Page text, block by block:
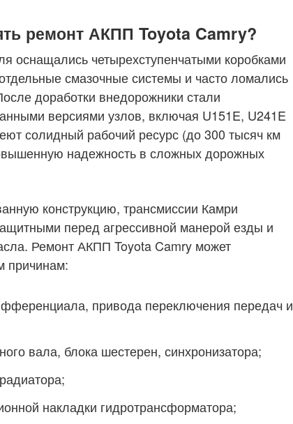
ремонт АКПП Toyota Camry?
оснащались четырехступенчатыми коробками
смазочные системы и часто ломались
доработки внедорожники стали
версиями узлов, включая U151E, U241E
солидный рабочий ресурс (до 300 тысяч км
надежность в сложных дорожных
конструкцию, трансмиссии Камри
перед агрессивной манерой езды и
Ремонт АКПП Toyota Camry может
причинам:
привода переключения передач и
вала, блока шестерен, синхронизатора;
накладки гидротрансформатора;